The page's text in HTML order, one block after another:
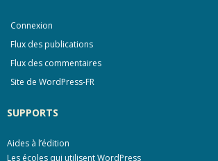
Connexion
Flux des publications
Flux des commentaires
Site de WordPress-FR
SUPPORTS
Aides à l’édition
Les écoles qui utilisent WordPress